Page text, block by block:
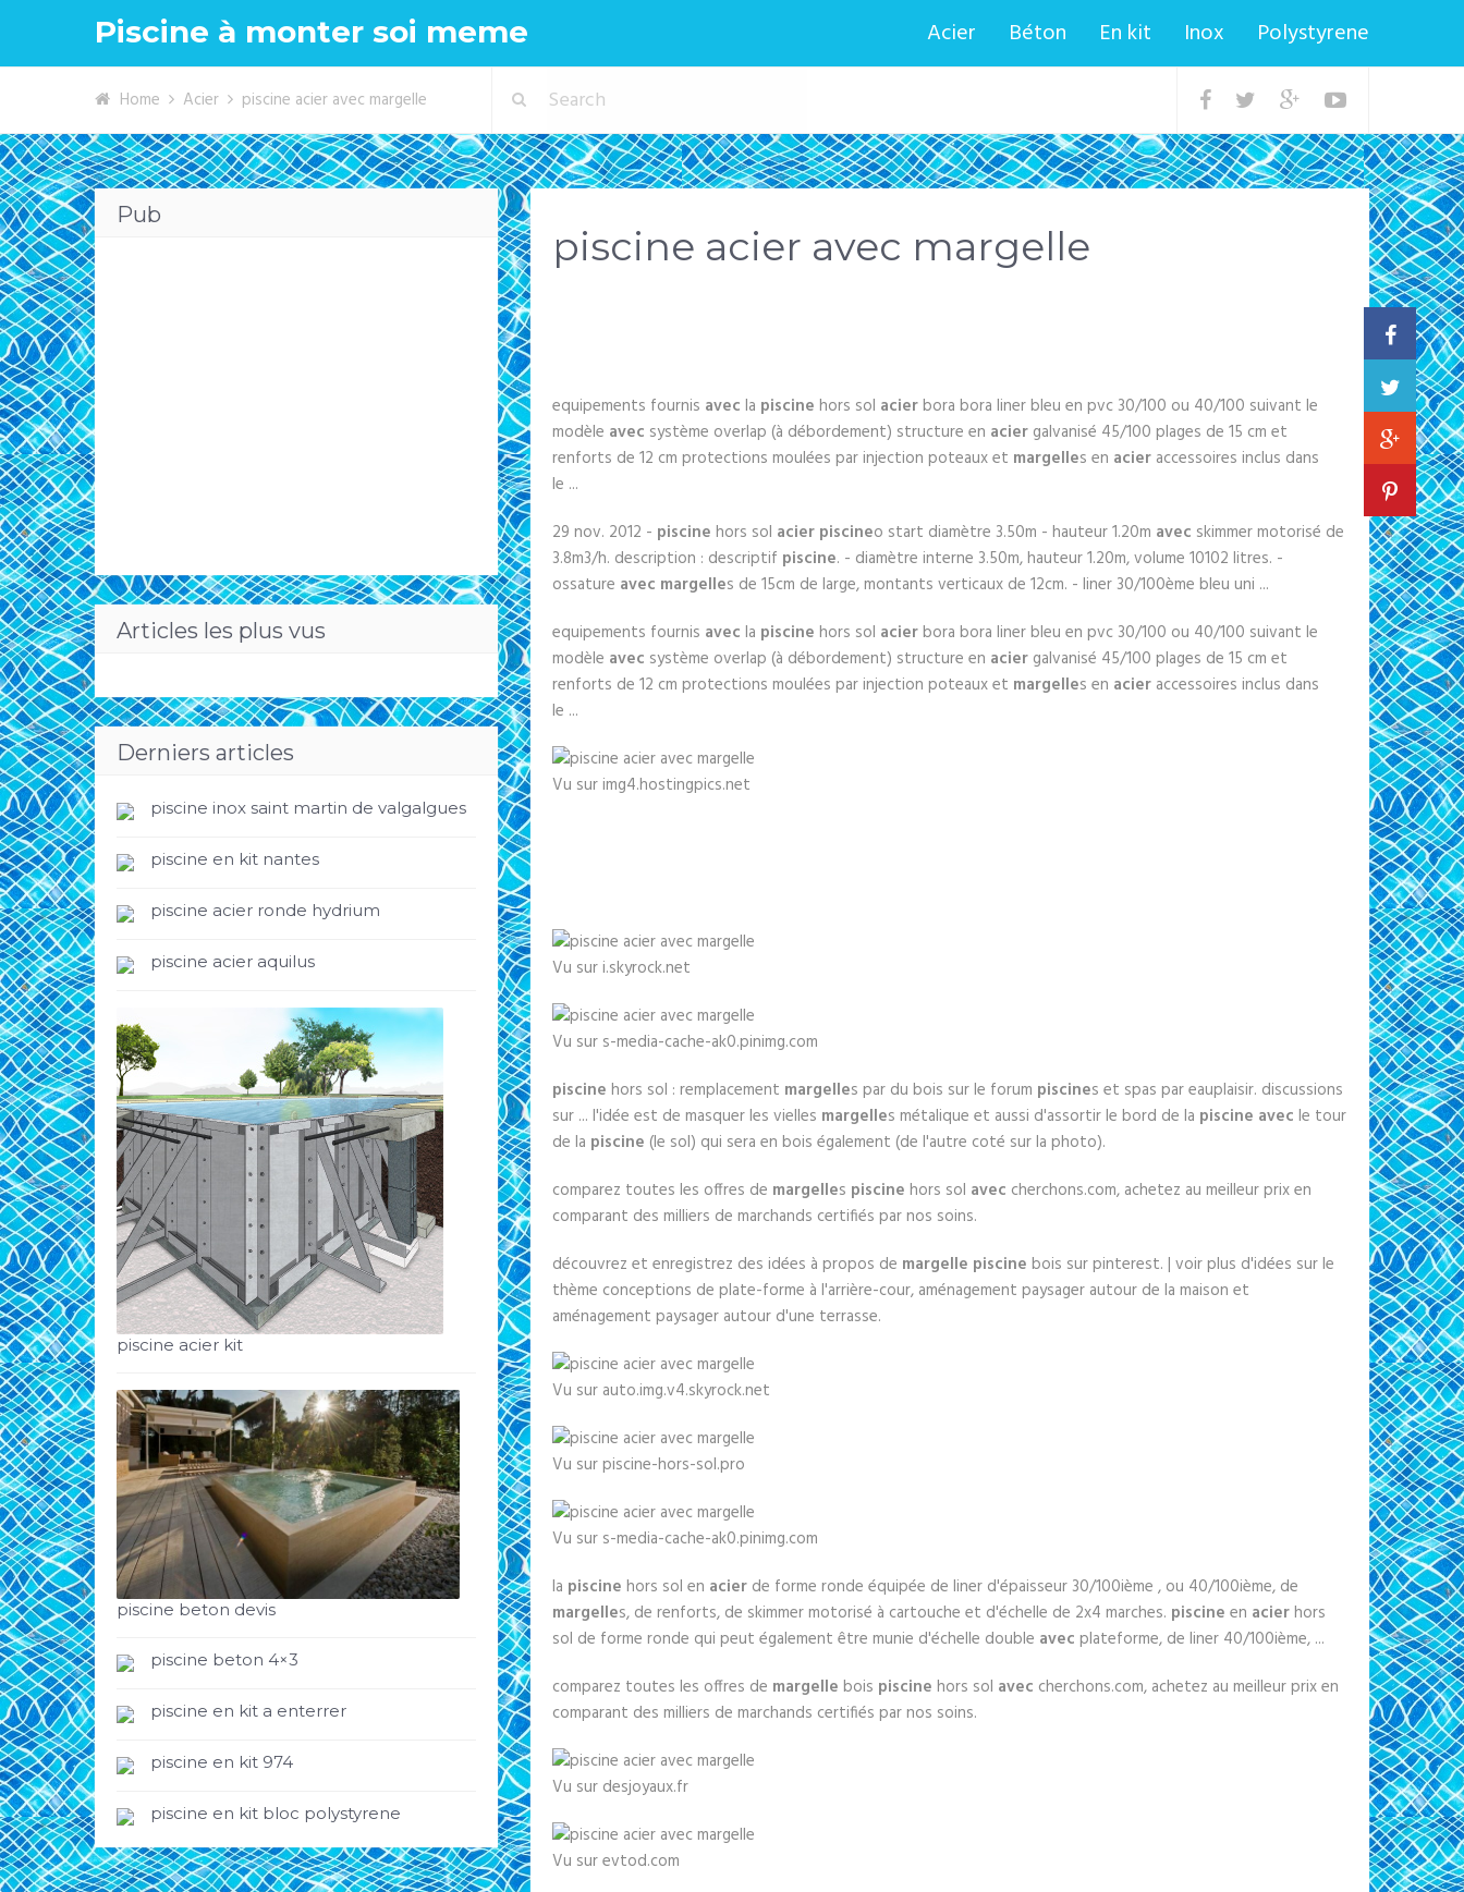
Piscine à monter soi meme Acier Béton En kit Inox Polystyrene
Home Acier piscine acier avec margelle
piscine acier avec margelle
equipements fournis avec la piscine hors sol acierbora bora liner bleu en pvc 30/100 ou 40/100 suivant le
modèle avec système overlap (à débordement) structure en acier galvanisé 45/100 plages de 15 cm et
renforts de 12 cm protections moulées par injection poteaux et margelles en acier accessoires inclus dans
le ...
29 nov. 2012 - piscine hors sol acier piscineo start diamètre 3.50m - hauteur 1.20m avec skimmer motorisé de
3.8m3/h. description : descriptif piscine. - diamètre interne 3.50m, hauteur 1.20m, volume 10102 litres. -
ossature avec margelles de 15cm de large, montants verticaux de 12cm. - liner 30/100ème bleu uni ...
equipements fournis avec la piscine hors sol acierbora bora liner bleu en pvc 30/100 ou 40/100 suivant le
modèle avec système overlap (à débordement) structure en acier galvanisé 45/100 plages de 15 cm et
renforts de 12 cm protections moulées par injection poteaux et margelles en acier accessoires inclus dans
le ...
Vu sur img4.hostingpics.net
Vu sur i.skyrock.net
Vu sur s-media-cache-ak0.pinimg.com
piscine hors sol : remplacement margelles par du bois sur le forum piscines et spas par eauplaisir. discussions
sur ... l'idée est de masquer les vielles margelles métalique et aussi d'assortir le bord de la piscine avec le tour
de la piscine (le sol) qui sera en bois également (de l'autre coté sur la photo).
comparez toutes les offres de margelles piscine hors sol avec cherchons.com, achetez au meilleur prix en
comparant des milliers de marchands certifiés par nos soins.
découvrez et enregistrez des idées à propos de margelle piscine bois sur pinterest. | voir plus d'idées sur le
thème conceptions de plate-forme à l'arrière-cour, aménagement paysager autour de la maison et
aménagement paysager autour d'une terrasse.
Vu sur auto.img.v4.skyrock.net
Vu sur piscine-hors-sol.pro
Vu sur s-media-cache-ak0.pinimg.com
la piscine hors sol en acier de forme ronde équipée de liner d'épaisseur 30/100ième , ou 40/100ième, de
margelles, de renforts, de skimmer motorisé à cartouche et d'échelle de 2x4 marches. piscine en acierhors
sol de forme ronde qui peut également être munie d'échelle double avec plateforme, de liner 40/100ième, ...
comparez toutes les offres de margelle bois piscine hors sol avec cherchons.com, achetez au meilleur prix en
comparant des milliers de marchands certifiés par nos soins.
Vu sur desjoyaux.fr
Vu sur evtod.com
Pub
Articles les plus vus
Derniers articles
piscine inox saint martin de valgalgues
piscine en kit nantes
piscine acier ronde hydrium
piscine acier aquilus
piscine acier kit
piscine beton devis
piscine beton 4×3
piscine en kit a enterrer
piscine en kit 974
piscine en kit bloc polystyrene